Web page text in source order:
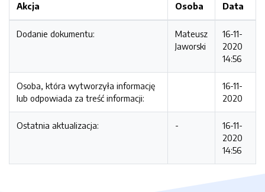
Akcja Osoba Data
Dodanie dokumentu:
Mateusz
Jaworski
16-11-
2020
14:56
Osoba, która wytworzyła informację
lub odpowiada za treść informacji:
16-11-
2020
Ostatnia aktualizacja: -
16-11-
2020
14:56